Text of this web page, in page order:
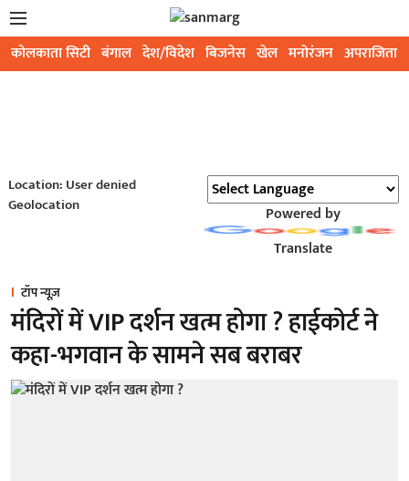
कोलकाता सिटी बंगाल देश/विदेश बिजनेस खेल मनोरंजन अपराजिता
Location: User denied
Geolocation
Powered by
Translate
टॉप न्यूज़
मंदिरों में VIP दर्शन खत्म होगा ? हाईकोर्ट ने
कहा-भगवान के सामने सब बराबर